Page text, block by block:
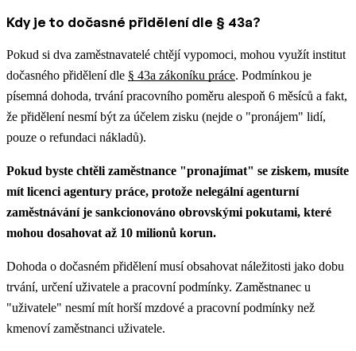
Kdy je to dočasné přidělení dle § 43a?
Pokud si dva zaměstnavatelé chtějí vypomoci, mohou využít institut
dočasného přidělení dle § 43a zákoníku práce. Podmínkou je
písemná dohoda, trvání pracovního poměru alespoň 6 měsíců a fakt,
že přidělení nesmí být za účelem zisku (nejde o "pronájem" lidí,
pouze o refundaci nákladů).
Pokud byste chtěli zaměstnance "pronajímat" se ziskem, musíte
mít licenci agentury práce, protože nelegální agenturní
zaměstnávání je sankcionováno obrovskými pokutami, které
mohou dosahovat až 10 milionů korun.
Dohoda o dočasném přidělení musí obsahovat náležitosti jako dobu
trvání, určení uživatele a pracovní podmínky. Zaměstnanec u
"uživatele" nesmí mít horší mzdové a pracovní podmínky než
kmenoví zaměstnanci uživatele.